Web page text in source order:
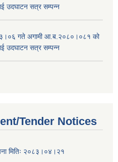
उदघाटन सत्र सम्पन्न
गते अगामी आ.ब.२०८०।०८१ को
उदघाटन सत्र सम्पन्न
Tender Notices
मितिः २०८३।०४।२१